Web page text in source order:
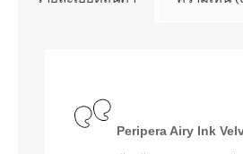
Peripera Airy Ink